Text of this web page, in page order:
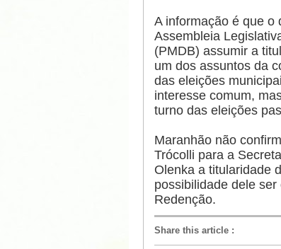
A informação é que o
Assembleia
(PMDB) assumir a
um dos assuntos da
das eleições
interesse comum,
turno das eleições
Maranhão não
Trócolli para a
Olenka a titularidade
possibilidade dele
Redenção.
Share this article :